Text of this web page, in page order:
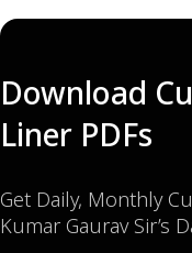
Download
Liner PDFs
Get Daily, Monthly
Kumar Gaurav Sir’s